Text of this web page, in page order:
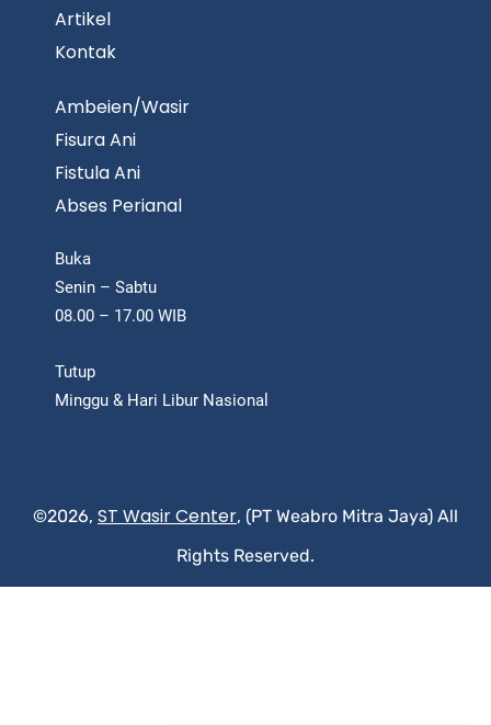
Artikel
Kontak
Ambeien/Wasir
Fisura Ani
Fistula Ani
Abses Perianal
Buka
Senin – Sabtu
08.00 – 17.00 WIB
Tutup
Minggu & Hari Libur Nasional
©2026, ST Wasir Center, (PT Weabro Mitra Jaya) All
Rights Reserved.